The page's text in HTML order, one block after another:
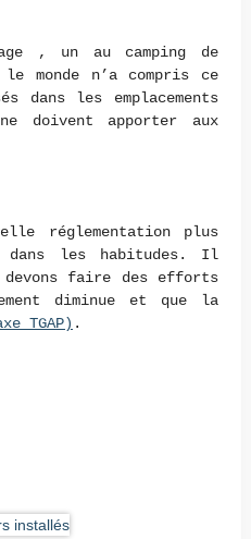
, un au camping de
monde n’a compris ce
dans les emplacements
doivent apporter aux
réglementation plus
dans les habitudes. Il
devons faire des efforts
diminue et que la
TGAP) .